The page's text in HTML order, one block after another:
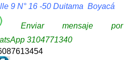
9 N° 16 -50 Duitama Boyacá
Enviar mensaje por
3104771340